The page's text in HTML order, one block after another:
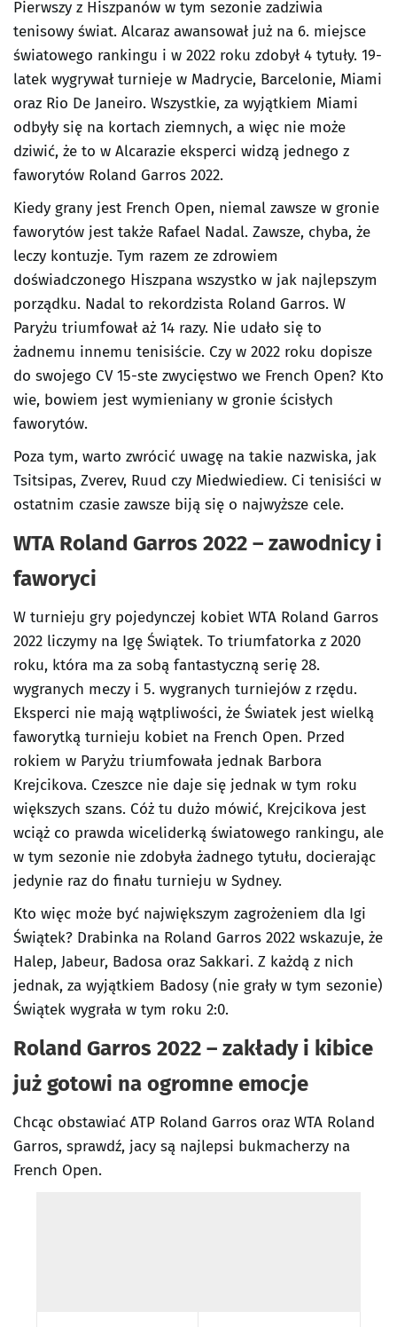
Pierwszy z Hiszpanów w tym sezonie zadziwia
tenisowy świat. Alcaraz awansował już na 6. miejsce
światowego rankingu i w 2022 roku zdobył 4 tytuły. 19-
latek wygrywał turnieje w Madrycie, Barcelonie, Miami
oraz Rio De Janeiro. Wszystkie, za wyjątkiem Miami
odbyły się na kortach ziemnych, a więc nie może
dziwić, że to w Alcarazie eksperci widzą jednego z
faworytów Roland Garros 2022.
Kiedy grany jest French Open, niemal zawsze w gronie
faworytów jest także Rafael Nadal. Zawsze, chyba, że
leczy kontuzje. Tym razem ze zdrowiem
doświadczonego Hiszpana wszystko w jak najlepszym
porządku. Nadal to rekordzista Roland Garros. W
Paryżu triumfował aż 14 razy. Nie udało się to
żadnemu innemu tenisiście. Czy w 2022 roku dopisze
do swojego CV 15-ste zwycięstwo we French Open? Kto
wie, bowiem jest wymieniany w gronie ścisłych
faworytów.
Poza tym, warto zwrócić uwagę na takie nazwiska, jak
Tsitsipas, Zverev, Ruud czy Miedwiediew. Ci tenisiści w
ostatnim czasie zawsze biją się o najwyższe cele.
WTA Roland Garros 2022 – zawodnicy i
faworyci
W turnieju gry pojedynczej kobiet WTA Roland Garros
2022 liczymy na Igę Świątek. To triumfatorka z 2020
roku, która ma za sobą fantastyczną serię 28.
wygranych meczy i 5. wygranych turniejów z rzędu.
Eksperci nie mają wątpliwości, że Światek jest wielką
faworytką turnieju kobiet na French Open. Przed
rokiem w Paryżu triumfowała jednak Barbora
Krejcikova. Czeszce nie daje się jednak w tym roku
większych szans. Cóż tu dużo mówić, Krejcikova jest
wciąż co prawda wiceliderką światowego rankingu, ale
w tym sezonie nie zdobyła żadnego tytułu, docierając
jedynie raz do finału turnieju w Sydney.
Kto więc może być największym zagrożeniem dla Igi
Świątek? Drabinka na Roland Garros 2022 wskazuje, że
Halep, Jabeur, Badosa oraz Sakkari. Z każdą z nich
jednak, za wyjątkiem Badosy (nie grały w tym sezonie)
Świątek wygrała w tym roku 2:0.
Roland Garros 2022 – zakłady i kibice
już gotowi na ogromne emocje
Chcąc obstawiać ATP Roland Garros oraz WTA Roland
Garros, sprawdź, jacy są najlepsi bukmacherzy na
French Open.